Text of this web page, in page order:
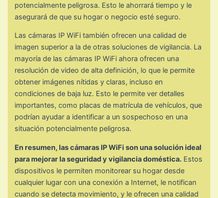
potencialmente peligrosa. Esto le ahorrará tiempo y le
asegurará de que su hogar o negocio esté seguro.
Las cámaras IP WiFi también ofrecen una calidad de
imagen superior a la de otras soluciones de vigilancia. La
mayoría de las cámaras IP WiFi ahora ofrecen una
resolución de video de alta definición, lo que le permite
obtener imágenes nítidas y claras, incluso en
condiciones de baja luz. Esto le permite ver detalles
importantes, como placas de matrícula de vehículos, que
podrían ayudar a identificar a un sospechoso en una
situación potencialmente peligrosa.
En resumen, las cámaras IP WiFi son una solución ideal
para mejorar la seguridad y vigilancia doméstica. Estos
dispositivos le permiten monitorear su hogar desde
cualquier lugar con una conexión a Internet, le notifican
cuando se detecta movimiento, y le ofrecen una calidad